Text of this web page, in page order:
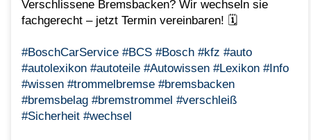
Verschlissene Bremsbacken? Wir wechseln sie
fachgerecht – jetzt Termin vereinbaren! 🗓️
#BoschCarService #BCS #Bosch #kfz #auto
#autolexikon #autoteile #Autowissen #Lexikon #Info
#wissen #trommelbremse #bremsbacken
#bremsbelag #bremstrommel #verschleiß
#Sicherheit #wechsel